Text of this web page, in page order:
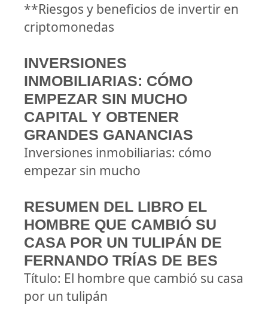
**Riesgos y beneficios de invertir en
criptomonedas
INVERSIONES
INMOBILIARIAS: CÓMO
EMPEZAR SIN MUCHO
CAPITAL Y OBTENER
GRANDES GANANCIAS
Inversiones inmobiliarias: cómo
empezar sin mucho
RESUMEN DEL LIBRO EL
HOMBRE QUE CAMBIÓ SU
CASA POR UN TULIPÁN DE
FERNANDO TRÍAS DE BES
Título: El hombre que cambió su casa
por un tulipán